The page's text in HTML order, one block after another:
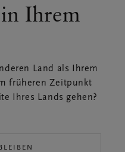
Ihrem
Land als Ihrem
früheren Zeitpunkt
Ihres Lands gehen?
NEIN. AUF RITUALS SCHWEIZ BLEIBEN